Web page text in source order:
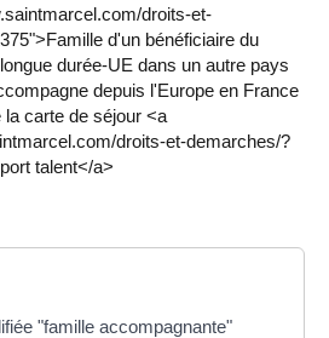
droits-et-
d'un bénéficiaire du
durée-UE dans un autre pays
depuis l'Europe en France
la carte de séjour <a
droits-et-demarches/?
talent</a>
"famille accompagnante"